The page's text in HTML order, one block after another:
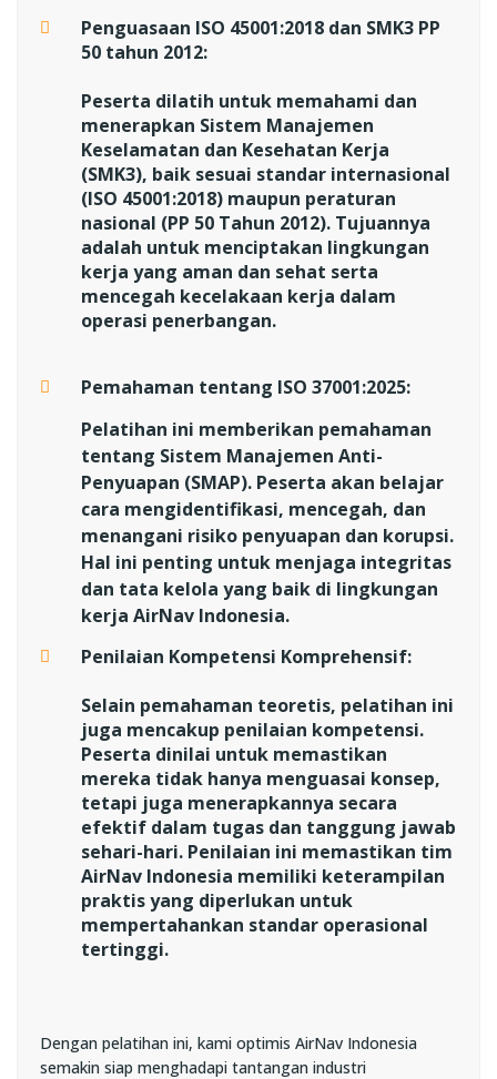
Penguasaan ISO 45001:2018 dan SMK3 PP
50 tahun 2012:
Peserta dilatih untuk memahami dan
menerapkan Sistem Manajemen
Keselamatan dan Kesehatan Kerja
(SMK3), baik sesuai standar internasional
(ISO 45001:2018) maupun peraturan
nasional (PP 50 Tahun 2012). Tujuannya
adalah untuk menciptakan lingkungan
kerja yang aman dan sehat serta
mencegah kecelakaan kerja dalam
operasi penerbangan.
Pemahaman tentang ISO 37001:2025:
Pelatihan ini memberikan pemahaman
tentang Sistem Manajemen Anti-
Penyuapan (SMAP). Peserta akan belajar
cara mengidentifikasi, mencegah, dan
menangani risiko penyuapan dan korupsi.
Hal ini penting untuk menjaga integritas
dan tata kelola yang baik di lingkungan
kerja AirNav Indonesia.
Penilaian Kompetensi Komprehensif:
Selain pemahaman teoretis, pelatihan ini
juga mencakup penilaian kompetensi.
Peserta dinilai untuk memastikan
mereka tidak hanya menguasai konsep,
tetapi juga menerapkannya secara
efektif dalam tugas dan tanggung jawab
sehari-hari. Penilaian ini memastikan tim
AirNav Indonesia memiliki keterampilan
praktis yang diperlukan untuk
mempertahankan standar operasional
tertinggi.
Dengan pelatihan ini, kami optimis AirNav Indonesia
semakin siap menghadapi tantangan industri